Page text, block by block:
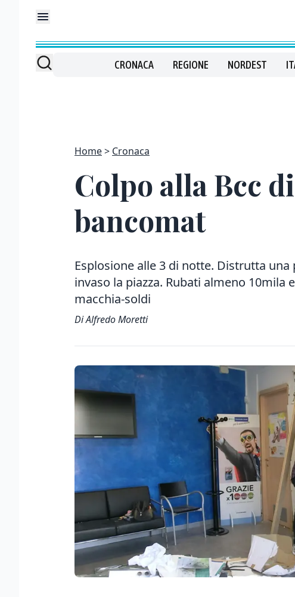
CRONACA REGIONE NORDEST
Home Cronaca
Colpo alla Bcc
bancomat
Esplosione alle 3 di notte. Distrutta
invaso la piazza. Rubati almeno 10mila
macchia-soldi
Di Alfredo Moretti